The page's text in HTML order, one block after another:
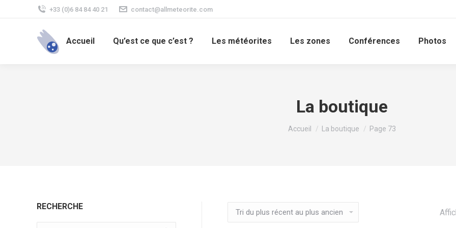
+33 (0)6 84 84 40 21 contact@allmeteorite.com
Accueil Qu’est ce que c’est ? Les météorites Les zones Conférences Photos
La boutique
Vous êtes ici :
Accueil La boutique Page 73
RECHERCHE